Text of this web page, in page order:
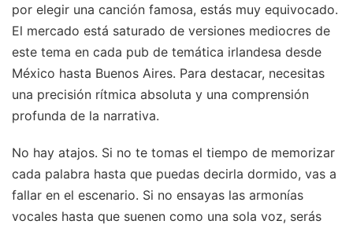
por elegir una canción famosa, estás muy equivocado.
El mercado está saturado de versiones mediocres de
este tema en cada pub de temática irlandesa desde
México hasta Buenos Aires. Para destacar, necesitas
una precisión rítmica absoluta y una comprensión
profunda de la narrativa.
No hay atajos. Si no te tomas el tiempo de memorizar
cada palabra hasta que puedas decirla dormido, vas a
fallar en el escenario. Si no ensayas las armonías
vocales hasta que suenen como una sola voz, serás